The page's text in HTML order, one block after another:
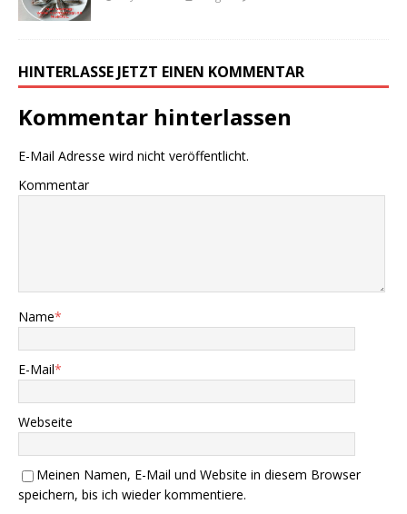
HINTERLASSE JETZT EINEN KOMMENTAR
Kommentar hinterlassen
E-Mail Adresse wird nicht veröffentlicht.
Kommentar
Name*
E-Mail*
Webseite
Meinen Namen, E-Mail und Website in diesem Browser
speichern, bis ich wieder kommentiere.